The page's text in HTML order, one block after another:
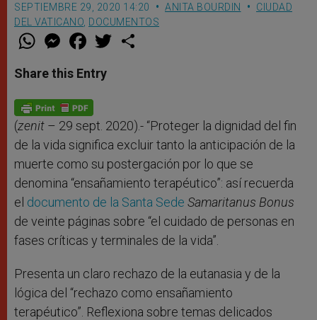
SEPTIEMBRE 29, 2020 14:20 ANITA BOURDIN
CIUDAD
DEL VATICANO DOCUMENTOS
W
t
s
p
p
M
e
s
e
g
e
r
F
a
e
b
o
k
w
Share this Entry
(zenit – 29 sept. 2020).- “Proteger la dignidad del fin
de la vida significa excluir tanto la anticipación de la
muerte como su postergación por lo que se
denomina “ensañamiento terapéutico”: así recuerda
el documento de la Santa Sede Samaritanus Bonus
de veinte páginas sobre “el cuidado de personas en
fases críticas y terminales de la vida”.
Presenta un claro rechazo de la eutanasia y de la
lógica del “rechazo como ensañamiento
terapéutico”. Reflexiona sobre temas delicados